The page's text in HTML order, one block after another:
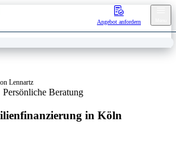
Angebot anfordern
Lennartz
Persönliche Beratung
in Köln